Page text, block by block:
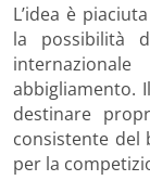
L’idea è
la possibilità
abbigliamento.
destinare
consistente del
per la